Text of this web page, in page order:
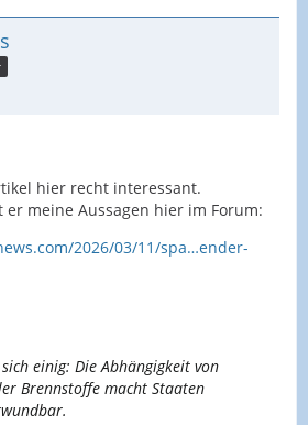
hier recht interessant.
meine Aussagen hier im Forum:
2026/03/11/spa…ender-
einig: Die Abhängigkeit von
Brennstoffe macht Staaten